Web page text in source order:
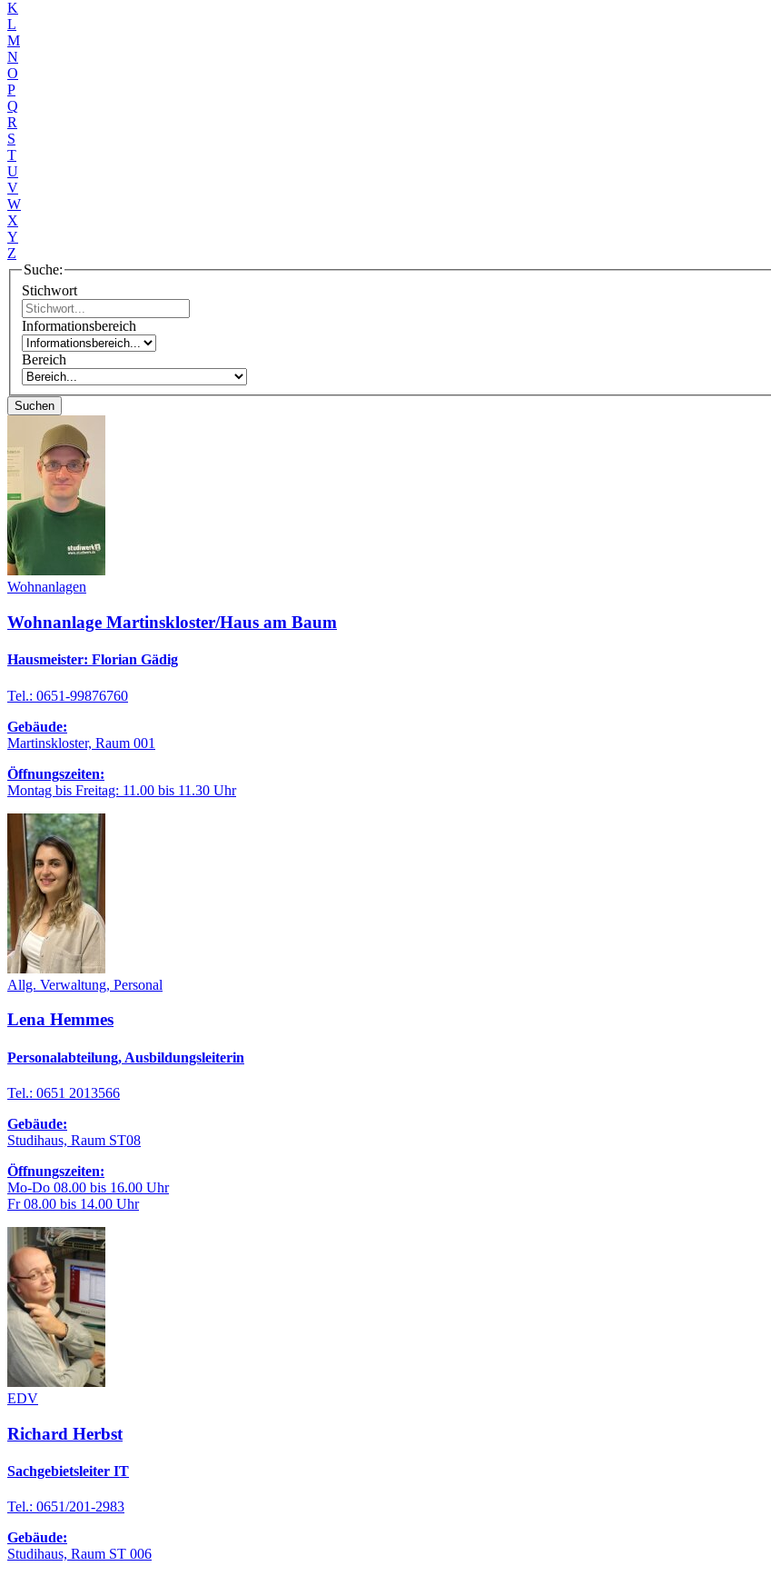
K
L
M
N
O
P
Q
R
S
T
U
V
W
X
Y
Z
Suche:
Stichwort
Informationsbereich
Bereich
Suchen
Wohnanlagen
Wohnanlage Martinskloster/Haus am Baum
Hausmeister: Florian Gädig
Tel.: 0651-99876760
Gebäude:
Martinskloster, Raum 001
Öffnungszeiten:
Montag bis Freitag: 11.00 bis 11.30 Uhr
Allg. Verwaltung, Personal
Lena Hemmes
Personalabteilung, Ausbildungsleiterin
Tel.: 0651 2013566
Gebäude:
Studihaus, Raum ST08
Öffnungszeiten:
Mo-Do 08.00 bis 16.00 Uhr
Fr 08.00 bis 14.00 Uhr
EDV
Richard Herbst
Sachgebietsleiter IT
Tel.: 0651/201-2983
Gebäude:
Studihaus, Raum ST 006